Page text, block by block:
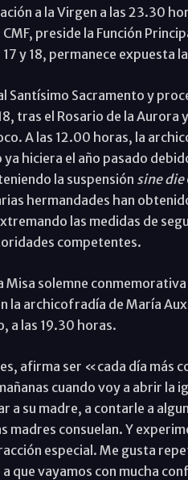
a la Virgen a las 23.30
preside la Función
y 18, permanece expuesta
Santísimo Sacramento y
tras el Rosario de la Aurora
A las 12.00 horas, la
hiciera el año pasado
la suspensión sine die
hermandades han
las medidas de
competentes.
Misa solemne
la archicofradía de María
a las 19.30 horas.
afirma ser «cada día más
cuando voy a abrir la
a su madre, a contarle a
madres consuelan. Y
especial. Me gusta
que vayamos con mucha